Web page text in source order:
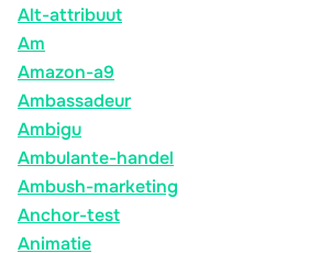
Alt-attribuut
Am
Amazon-a9
Ambassadeur
Ambigu
Ambulante-handel
Ambush-marketing
Anchor-test
Animatie